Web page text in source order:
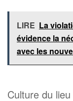
LIRE La
évidence la
avec les
Culture du